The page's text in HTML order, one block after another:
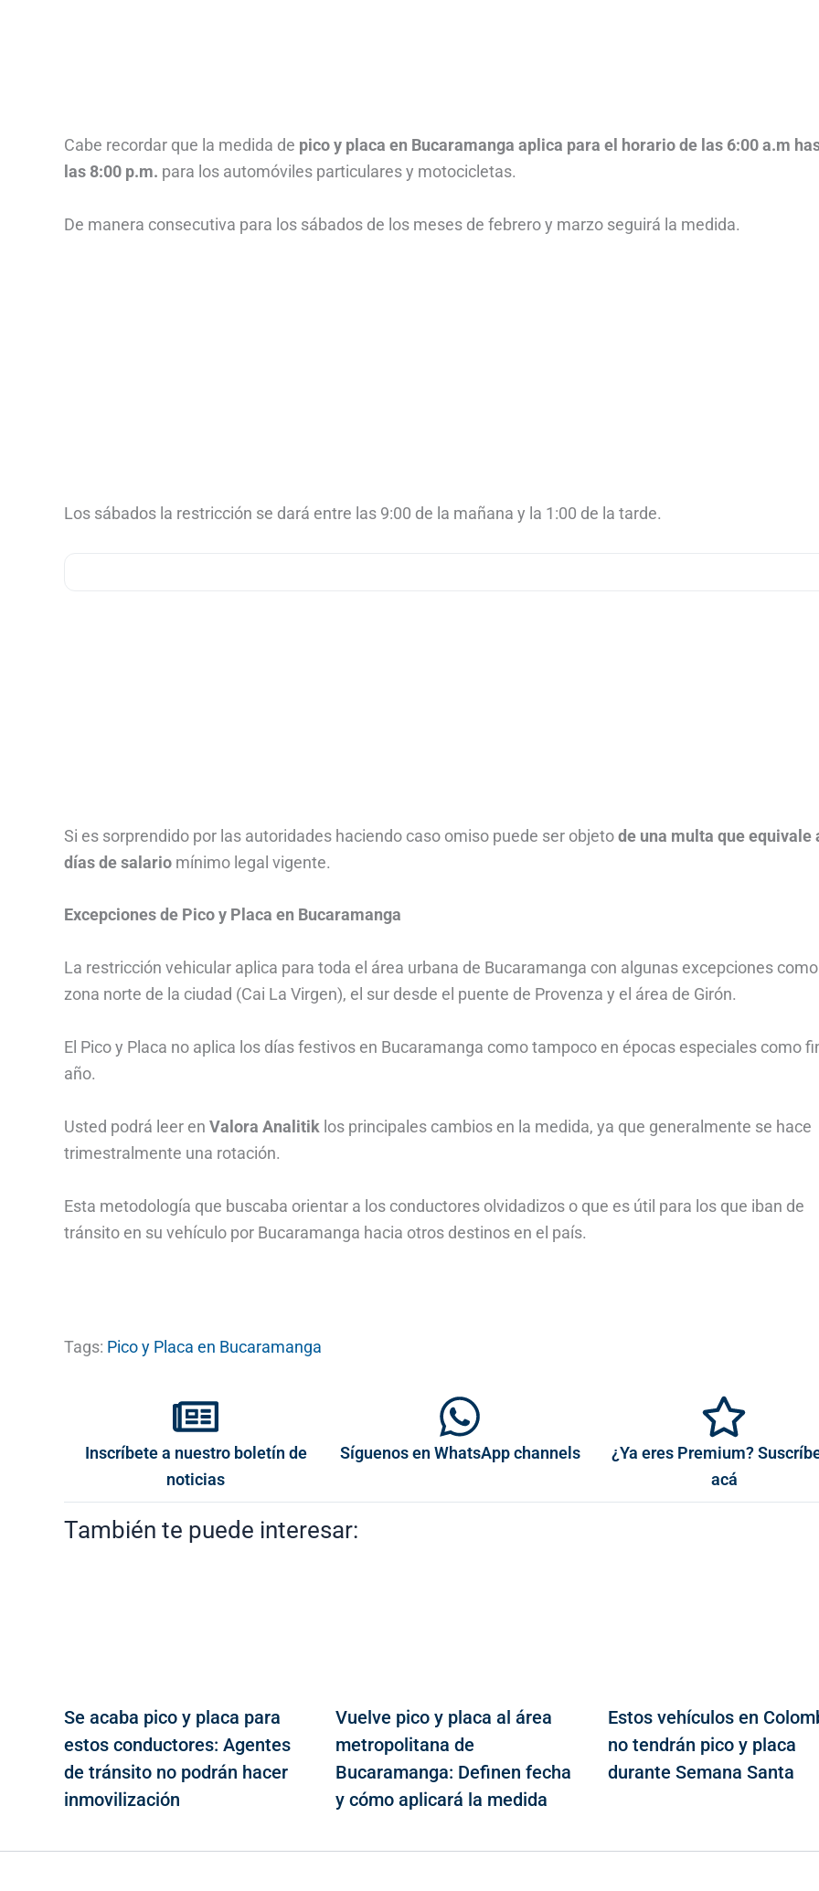
Cabe recordar que la medida de pico y placa en Bucaramanga aplica para el horario de las 6:00 a.m
las 8:00 p.m. para los automóviles particulares y motocicletas.
De manera consecutiva para los sábados de los meses de febrero y marzo seguirá la medida.
Los sábados la restricción se dará entre las 9:00 de la mañana y la 1:00 de la tarde.
Si es sorprendido por las autoridades haciendo caso omiso puede ser objetode una multa que equivale
días de salario mínimo legal vigente.
Excepciones de Pico y Placa en Bucaramanga
La restricción vehicular aplica para toda el área urbana de Bucaramanga con algunas excepciones
zona norte de la ciudad (Cai La Virgen), el sur desde el puente de Provenza y el área de Girón.
El Pico y Placa no aplica los días festivos en Bucaramanga como tampoco en épocas especiales como
año.
Usted podrá leer en Valora Analitik los principales cambios en la medida, ya que generalmente se hace
trimestralmente una rotación.
Esta metodología que buscaba orientar a los conductores olvidadizos o que es útil para los que iban de
tránsito en su vehículo por Bucaramanga hacia otros destinos en el país.
Tags: Pico y Placa en Bucaramanga
Inscríbete a nuestro boletín de
noticias
Síguenos en WhatsApp channels
¿Ya eres Premium?
acá
También te puede interesar:
Se acaba pico y placa para
estos conductores: Agentes
de tránsito no podrán hacer
inmovilización
Vuelve pico y placa al área
metropolitana de
Bucaramanga: Definen fecha
y cómo aplicará la medida
Estos vehículos en
no tendrán pico y placa
durante Semana Santa